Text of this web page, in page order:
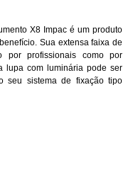
X8 Impac é um produto
Sua extensa faixa de
por profissionais como por
lupa com luminária pode ser
seu sistema de fixação tipo